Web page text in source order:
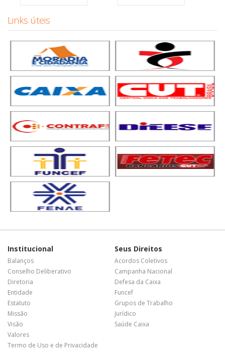
Links úteis
Institucional
Balanços
Conselho Deliberativo
Diretoria
Entidade
Estatuto
Missão
Visão
Valores
Termo de Uso e de Privacidade
Seus Direitos
Acordos Coletivos
Campanha Nacional
Defesa da Caixa
Funcef
Grupos de Trabalho
Jurídico
Saúde Caixa